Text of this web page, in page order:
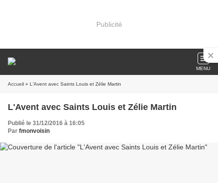
Publicité
MENU
Accueil » L'Avent avec Saints Louis et Zélie Martin
L'Avent avec Saints Louis et Zélie Martin
Publié le 31/12/2016 à 16:05
Par fmonvoisin